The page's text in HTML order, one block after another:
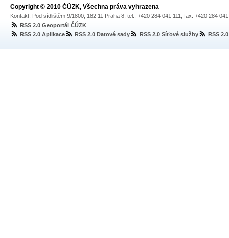
Copyright © 2010 ČÚZK, Všechna práva vyhrazena
Kontakt: Pod sídlištěm 9/1800, 182 11 Praha 8, tel.: +420 284 041 111, fax: +420 284
RSS 2.0 Geoportál ČÚZK
RSS 2.0 Aplikace
RSS 2.0 Datové sady RSS 2.0 Síťové služby RSS